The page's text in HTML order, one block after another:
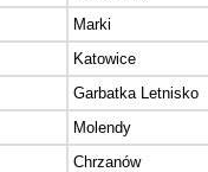
Marki
Katowice
Garbatka Letnisko
Molendy
Chrzanów